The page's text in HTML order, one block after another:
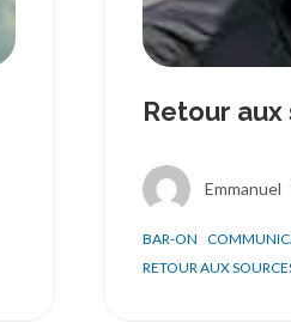
Retour aux
Emmanuel
BAR-ON
RETOUR AUX